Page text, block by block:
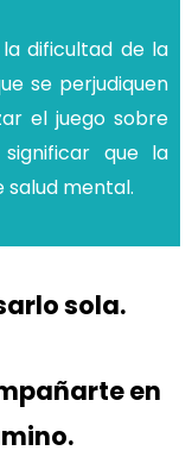
dificultad de la
se perjudiquen
el juego sobre
significar que la
mental.
sola.
en